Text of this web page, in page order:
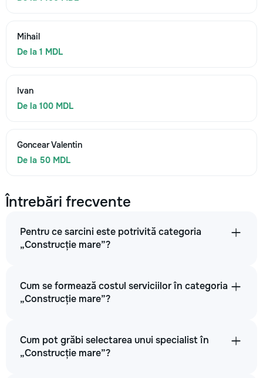
Mihail
De la 1 MDL
Ivan
De la 100 MDL
Goncear Valentin
De la 50 MDL
Întrebări frecvente
Pentru ce sarcini este potrivită categoria
„Construcție mare”?
Cum se formează costul serviciilor în categoria
„Construcție mare”?
Cum pot grăbi selectarea unui specialist în
„Construcție mare”?